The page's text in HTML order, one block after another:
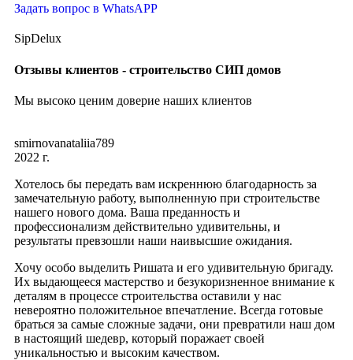
Задать вопрос в WhatsAPP
SipDelux
Отзывы клиентов - строительство СИП домов
Мы высоко ценим доверие наших клиентов
smirnovanataliia789
2022 г.
Хотелось бы передать вам искреннюю благодарность за
замечательную работу, выполненную при строительстве
нашего нового дома. Ваша преданность и
профессионализм действительно удивительны, и
результаты превзошли наши наивысшие ожидания.
Хочу особо выделить Ришата и его удивительную бригаду.
Их выдающееся мастерство и безукоризненное внимание к
деталям в процессе строительства оставили у нас
невероятно положительное впечатление. Всегда готовые
браться за самые сложные задачи, они превратили наш дом
в настоящий шедевр, который поражает своей
уникальностью и высоким качеством.